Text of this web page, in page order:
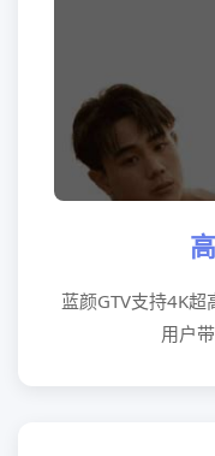
蓝颜GTV支持4K
用户